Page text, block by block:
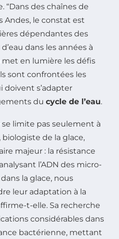
“Dans des chaînes de
Andes, le constat est
dépendantes des
dans les années à
met en lumière les défis
sont confrontées les
doivent s’adapter
du cycle de l’eau.
se limite pas seulement à
biologiste de la glace,
majeur : la résistance
l’ADN des micro-
la glace, nous
leur adaptation à la
t-elle. Sa recherche
considérables dans
bactérienne, mettant